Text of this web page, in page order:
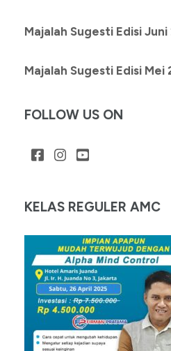
Majalah Sugesti Edisi
Majalah Sugesti Edisi Mei
FOLLOW US ON
KELAS REGULER AMC